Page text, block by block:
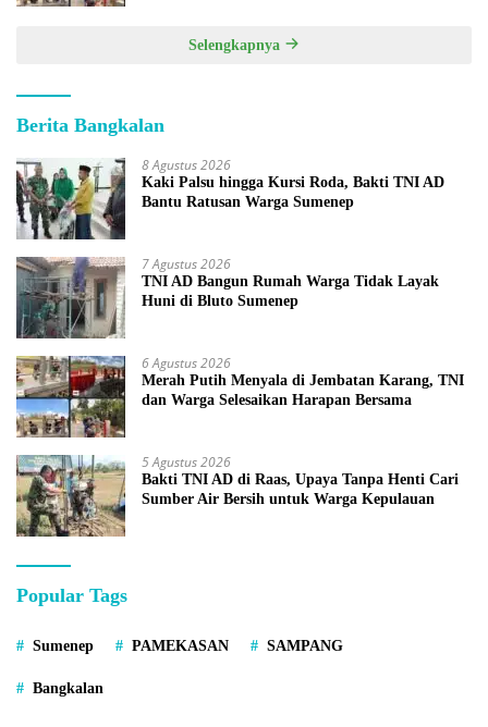
Selengkapnya
Berita Bangkalan
8 Agustus 2026
Kaki Palsu hingga Kursi Roda, Bakti TNI AD
Bantu Ratusan Warga Sumenep
7 Agustus 2026
TNI AD Bangun Rumah Warga Tidak Layak
Huni di Bluto Sumenep
6 Agustus 2026
Merah Putih Menyala di Jembatan Karang, TNI
dan Warga Selesaikan Harapan Bersama
5 Agustus 2026
Bakti TNI AD di Raas, Upaya Tanpa Henti Cari
Sumber Air Bersih untuk Warga Kepulauan
Popular Tags
Sumenep PAMEKASAN SAMPANG
Bangkalan